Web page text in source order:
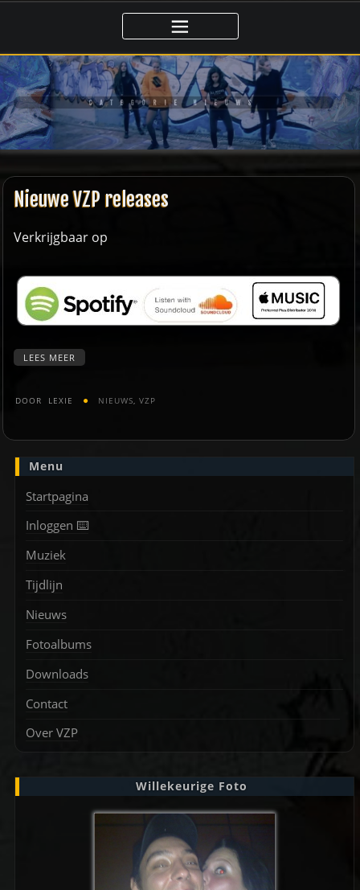
de
inhoud
CATEGORIE NIEUWS
Nieuwe VZP releases
Verkrijgbaar op
LEES MEER
DOOR LEXIE NIEUWS VZP
Menu
Startpagina
Inloggen ⌨️
Muziek
Tijdlijn
Nieuws
Fotoalbums
Downloads
Contact
Over VZP
Willekeurige Foto